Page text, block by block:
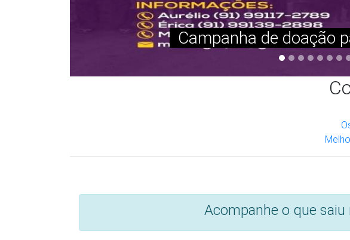
A pandemia e os
Para quilombolas,
Projeto
É justa e necessária a decisão do
OESP -